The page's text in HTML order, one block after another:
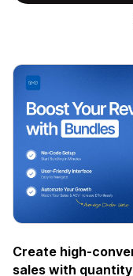
Create high-
sales with